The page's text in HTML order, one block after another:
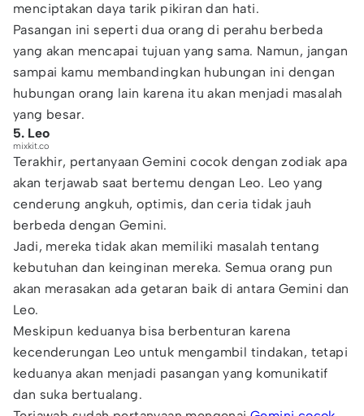
menciptakan daya tarik pikiran dan hati.
Pasangan ini seperti dua orang di perahu berbeda
yang akan mencapai tujuan yang sama. Namun, jangan
sampai kamu membandingkan hubungan ini dengan
hubungan orang lain karena itu akan menjadi masalah
yang besar.
5. Leo
mixkit.co
Terakhir, pertanyaan Gemini cocok dengan zodiak apa
akan terjawab saat bertemu dengan Leo. Leo yang
cenderung angkuh, optimis, dan ceria tidak jauh
berbeda dengan Gemini.
Jadi, mereka tidak akan memiliki masalah tentang
kebutuhan dan keinginan mereka. Semua orang pun
akan merasakan ada getaran baik di antara Gemini dan
Leo.
Meskipun keduanya bisa berbenturan karena
kecenderungan Leo untuk mengambil tindakan, tetapi
keduanya akan menjadi pasangan yang komunikatif
dan suka bertualang.